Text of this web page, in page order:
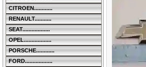
CITROEN............
RENAULT...........
SEAT..................
OPEL..................
PORSCHE............
FORD..................